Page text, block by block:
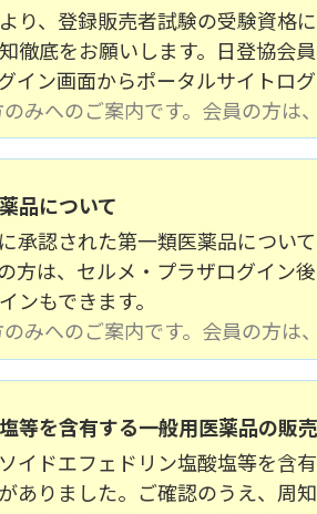
り、登録販売者試験の受験資格
徹底をお願いします。日登協会
イン画面からポータルサイトログ
みへのご案内です。会員の方は、
品について
承認された第一類医薬品につい
方は、セルメ・プラザログイン
ンもできます。
みへのご案内です。会員の方は、
等を含有する一般用医薬品の販
イドエフェドリン塩酸塩等を含
ありました。ご確認のうえ、周